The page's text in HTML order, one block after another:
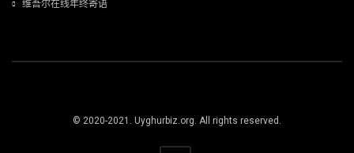
维吾尔在线年终寄语
© 2020-2021. Uyghurbiz.org. All rights reserved.